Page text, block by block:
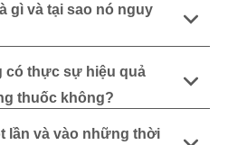
gì và tại sao nó nguy
có thực sự hiệu quả
thuốc không?
lần và vào những thời